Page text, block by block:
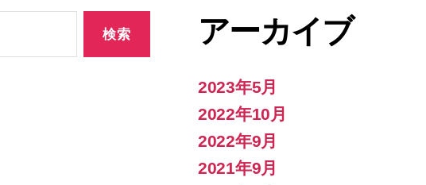
アーカイブ
2023年5月
2022年10月
2022年9月
2021年9月